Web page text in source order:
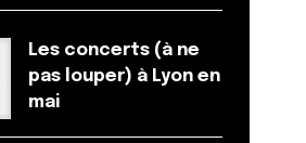
Les concerts (à ne
pas louper) à Lyon en
mai